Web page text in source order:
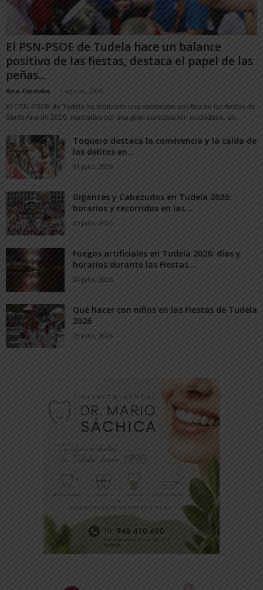
El PSN-PSOE de Tudela hace un balance
positivo de las fiestas, destaca el papel de las
peñas...
Ana Córdoba - 1 agosto, 2026
El PSN-PSOE de Tudela ha realizado una valoración positiva de las fiestas de
Santa Ana de 2026, marcadas por una gran participación ciudadana, un...
Toquero destaca la convivencia y la caída de
los delitos en...
31 julio, 2026
Gigantes y Cabezudos en Tudela 2026:
horarios y recorridos en las...
25 julio, 2026
Fuegos artificiales en Tudela 2026: días y
horarios durante las Fiestas...
24 julio, 2026
Qué hacer con niños en las Fiestas de Tudela
2026
23 julio, 2026